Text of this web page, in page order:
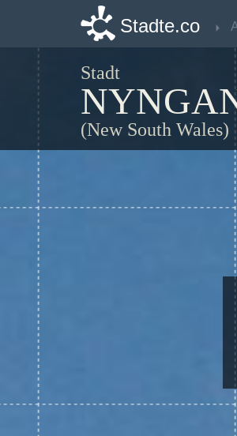
Stadte.co
Stadt
(New South Wales)
Stadte.co